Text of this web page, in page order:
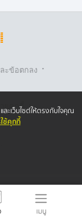
เมนู
นตกเฉียงใต้
ชี้แจงว่า การ
ษาความ
เสี่ยงและรักษา
ย
ะข้อตกลง ·
ยคุกกี้ ·
ละเว็บไซต์ให้ตรงกับใจคุณ
ช้คุกกี้